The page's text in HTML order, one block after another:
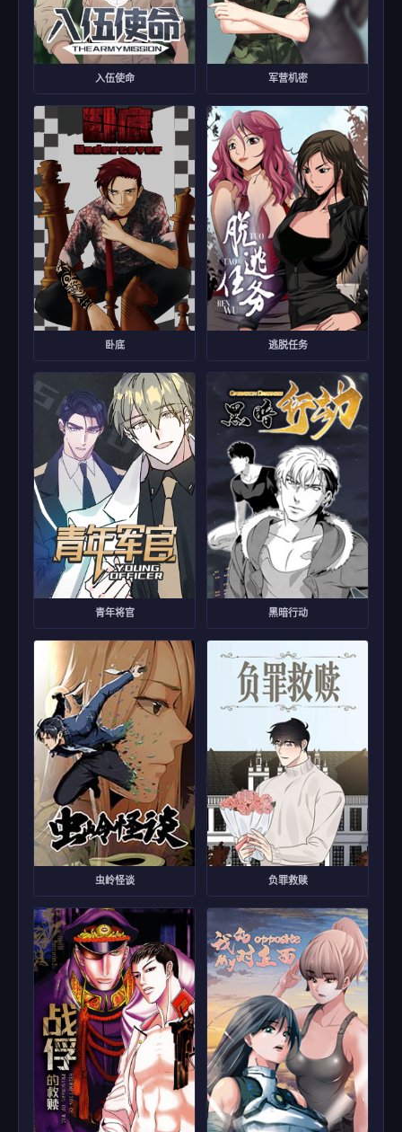
入伍使命 军营机密
卧底 逃脱任务
青年将官 黑暗行动
虫岭怪谈 负罪救赎